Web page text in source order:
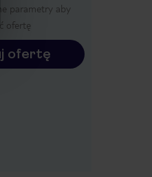
parametry aby
ofertę
ofertę